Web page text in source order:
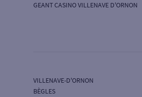
GEANT CASINO VILLENAVE D'ORNON
VILLENAVE-D'ORNON
BÈGLES